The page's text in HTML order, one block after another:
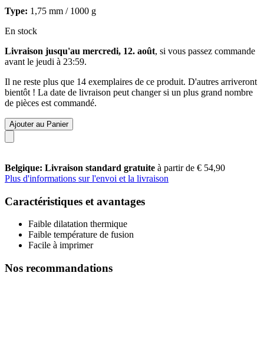
Type: 1,75 mm / 1000 g
En stock
Livraison jusqu'au mercredi, 12. août, si vous passez commande
avant le jeudi à 23:59.
Il ne reste plus que 14 exemplaires de ce produit. D'autres arriveront
bientôt ! La date de livraison peut changer si un plus grand nombre
de pièces est commandé.
Ajouter au Panier
Belgique: Livraison standard gratuite à partir de € 54,90
Plus d'informations sur l'envoi et la livraison
Caractéristiques et avantages
Faible dilatation thermique
Faible température de fusion
Facile à imprimer
Nos recommandations